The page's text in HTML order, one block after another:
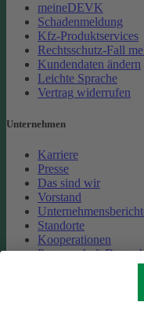
meineDEVK
Schadenmeldung
Kfz-Produktservices
Rechtsschutz-Fall
Kundendaten ändern
Leichte Sprache
Vertrag widerrufen
Unternehmen
Karriere
Presse
Das sind wir
Vorstand
Standorte
Kooperationen
Partnerschaft